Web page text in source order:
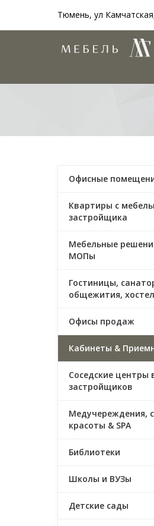
Тюмень, ул
Офисные
Квартиры с
застройщика
Мебельные
МОПы
Гостиницы,
общежития,
Офисы продаж
Кабинеты &
Соседские центры
застройщиков
Медучереждения,
красоты & SPA
Библиотеки
Школы и ВУЗы
Детские сады